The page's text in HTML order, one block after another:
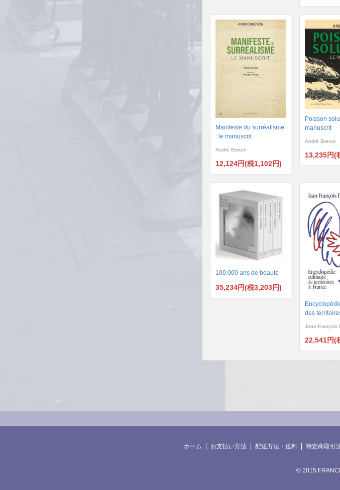
Manifeste du surréalisme
: le manuscrit
André Breton
12,124円(税1,102円)
Poisson
manuscrit
André Breton
13,235円(
100.000 ans de beauté
35,234円(税3,203円)
des
Jean-François
22,541円(
ホーム お支払い方法 配送方法・送料 特定商取引
© 2015